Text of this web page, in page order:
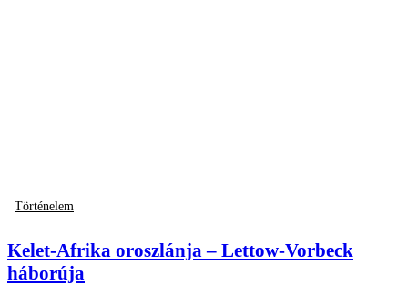
Történelem
Kelet-Afrika oroszlánja – Lettow-Vorbeck
háborúja